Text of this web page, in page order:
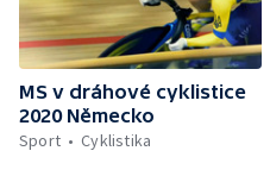
MS v dráhové cyklistice
2020 Německo
Sport
Cyklistika